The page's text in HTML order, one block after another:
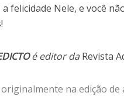
a felicidade Nele, e você
é editor da Revista
na edição de